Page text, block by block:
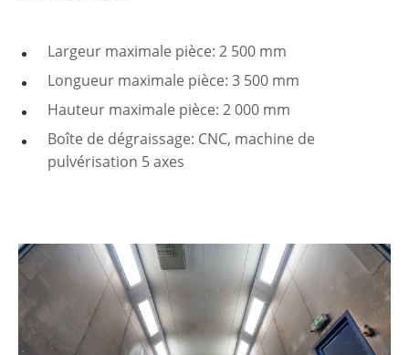
Largeur maximale pièce: 2 500 mm
Longueur maximale pièce: 3 500 mm
Hauteur maximale pièce: 2 000 mm
Boîte de dégraissage: CNC, machine de
pulvérisation 5 axes